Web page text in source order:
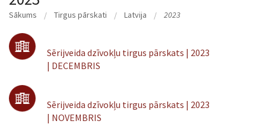
Sākums Tirgus pārskati Latvija 2023
Sērijveida dzīvokļu tirgus pārskats | 2023
| DECEMBRIS
Sērijveida dzīvokļu tirgus pārskats | 2023
| NOVEMBRIS